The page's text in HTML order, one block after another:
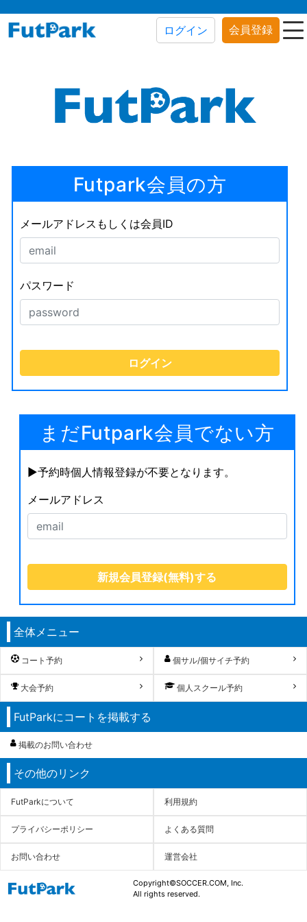
ログイン 会員登録
Futpark会員の方
メールアドレスもしくは会員ID
パスワード
まだFutpark会員でない方
▶︎予約時個人情報登録が不要となります。
メールアドレス
全体メニュー
コート予約 個サル/個サイチ予約
大会予約 個人スクール予約
FutParkにコートを掲載する
掲載のお問い合わせ
その他のリンク
FutParkについて 利用規約
プライバシーポリシー よくある質問
お問い合わせ 運営会社
Copyright©SOCCER.COM, Inc.
All rights reserved.